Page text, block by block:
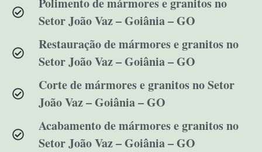
Setor João Vaz – Goiânia – GO
Restauração de mármores e granitos no
Setor João Vaz – Goiânia – GO
Corte de mármores e granitos no Setor
João Vaz – Goiânia – GO
Acabamento de mármores e granitos no
Setor João Vaz – Goiânia – GO